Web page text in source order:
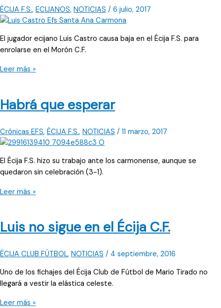
Morón
C.F.
ÉCIJA F.S., ECIJANOS, NOTICIAS / 6 julio, 2017
El jugador ecijano Luis Castro causa baja en el Écija F.S. para
enrolarse en el Morón C.F.
Luis
a
segunda
casa,
Morón
Leer más »
Habrá que esperar
Crónicas EFS, ÉCIJA F.S., NOTICIAS / 11 marzo, 2017
El Écija F.S. hizo su trabajo ante los carmonense, aunque se
quedaron sin celebración (3-1).
Habrá
Leer más »
Luis no sigue en el Écija C.F.
ÉCIJA CLUB FÚTBOL, NOTICIAS / 4 septiembre, 2016
Uno de los fichajes del Écija Club de Fútbol de Mario Tirado no
llegará a vestir la elástica celeste.
Luis
Leer más »